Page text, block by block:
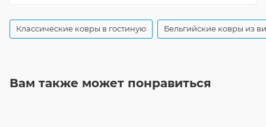
Классические ковры в гостиную Бельгийские ковры из
Вам также может понравиться